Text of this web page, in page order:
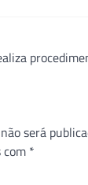
será
com *